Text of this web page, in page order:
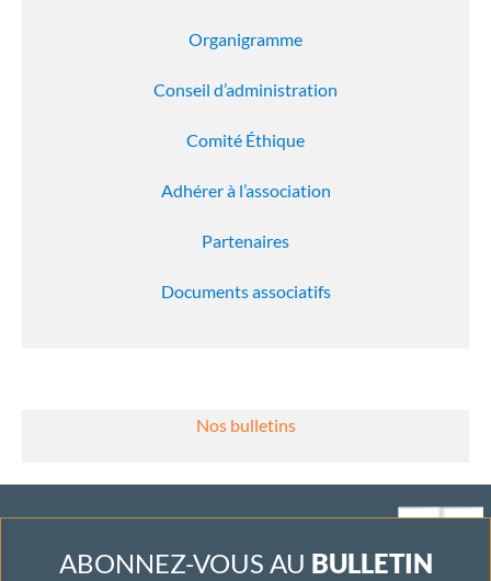
Organigramme
Conseil d’administration
Comité Éthique
Adhérer à l’association
Partenaires
Documents associatifs
Nos bulletins
ABONNEZ-VOUS AU BULLETIN